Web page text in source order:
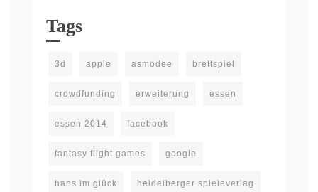
Tags
3d apple asmodee brettspiel
crowdfunding erweiterung essen
essen 2014 facebook
fantasy flight games google
hans im glück heidelberger spieleverlag